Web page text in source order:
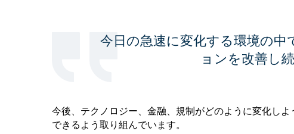
今日の急速に変化する環境の
ョンを改善し
今後、テクノロジー、金融、規制がどのように変化し
できるよう取り組んでいます。